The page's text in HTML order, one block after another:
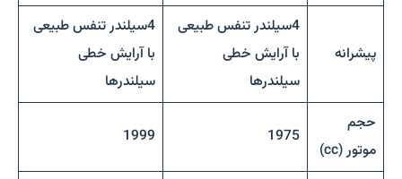
پیشرانه
4سیلندر تنفس طبیعی
با آرایش خطی
سیلندرها
4سیلندر تنفس طبیعی
با آرایش خطی
سیلندرها
حجم
موتور (cc)
1975
1999